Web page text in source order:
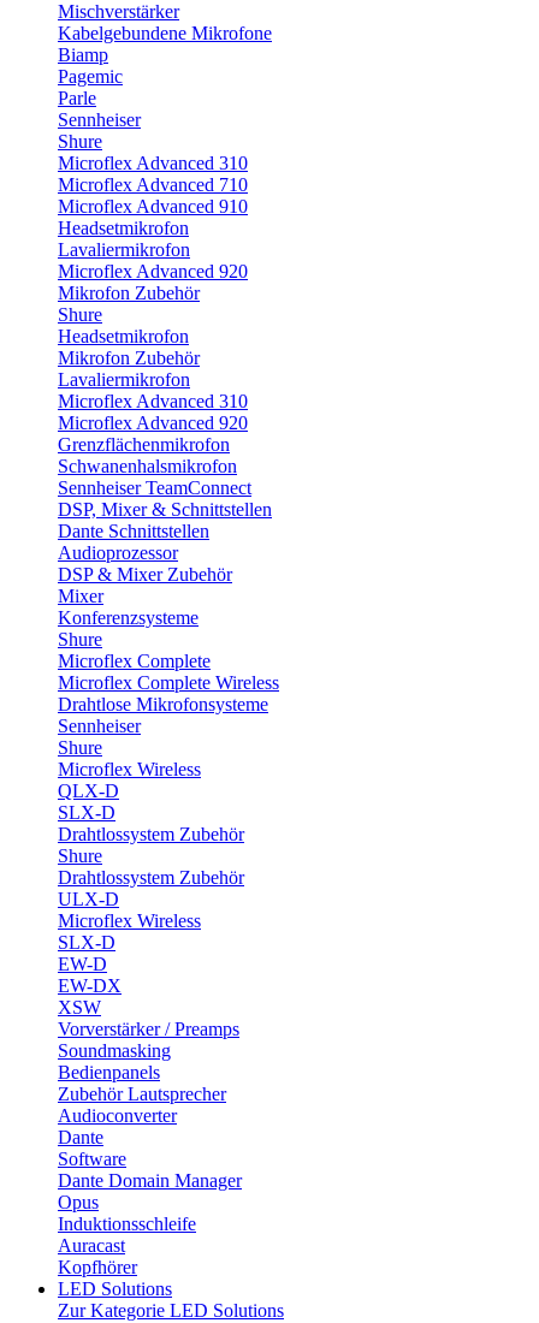
Mischverstärker
Kabelgebundene Mikrofone
Biamp
Pagemic
Parle
Sennheiser
Shure
Microflex Advanced 310
Microflex Advanced 710
Microflex Advanced 910
Headsetmikrofon
Lavaliermikrofon
Microflex Advanced 920
Mikrofon Zubehör
Shure
Headsetmikrofon
Mikrofon Zubehör
Lavaliermikrofon
Microflex Advanced 310
Microflex Advanced 920
Grenzflächenmikrofon
Schwanenhalsmikrofon
Sennheiser TeamConnect
DSP, Mixer & Schnittstellen
Dante Schnittstellen
Audioprozessor
DSP & Mixer Zubehör
Mixer
Konferenzsysteme
Shure
Microflex Complete
Microflex Complete Wireless
Drahtlose Mikrofonsysteme
Sennheiser
Shure
Microflex Wireless
QLX-D
SLX-D
Drahtlossystem Zubehör
Shure
Drahtlossystem Zubehör
ULX-D
Microflex Wireless
SLX-D
EW-D
EW-DX
XSW
Vorverstärker / Preamps
Soundmasking
Bedienpanels
Zubehör Lautsprecher
Audioconverter
Dante
Software
Dante Domain Manager
Opus
Induktionsschleife
Auracast
Kopfhörer
LED Solutions
Zur Kategorie LED Solutions